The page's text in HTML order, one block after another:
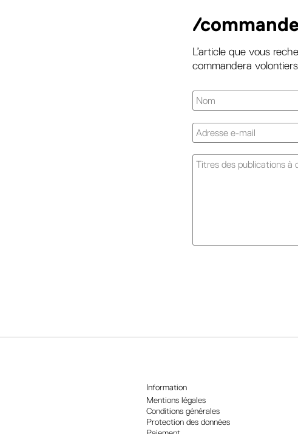
/
L’article que vous
commandera
n
i
v
e
Information
Mentions légales
Conditions générales
Protection des données